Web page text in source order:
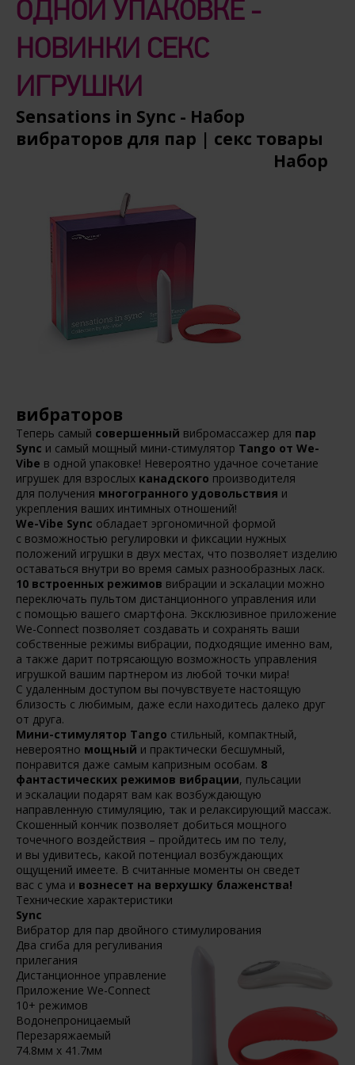
ОДНОЙ УПАКОВКЕ -
НОВИНКИ СЕКС
ИГРУШКИ
Sensations in Sync - Набор
вибраторов для пар | секс товары
Набор
вибраторов
Теперь самый совершенный вибромассажер для пар
Sync и самый мощный мини-стимулятор Tango от We-
Vibe в одной упаковке! Невероятно удачное сочетание
игрушек для взрослых канадского производителя
для получения многогранного удовольствия и
укрепления ваших интимных отношений!
We-Vibe Sync обладает эргономичной формой
с возможностью регулировки и фиксации нужных
положений игрушки в двух местах, что позволяет изделию
оставаться внутри во время самых разнообразных ласк.
10 встроенных режимов вибрации и эскалации можно
переключать пультом дистанционного управления или
с помощью вашего смартфона. Эксклюзивное приложение
We-Connect позволяет создавать и сохранять ваши
собственные режимы вибрации, подходящие именно вам,
а также дарит потрясающую возможность управления
игрушкой вашим партнером из любой точки мира!
С удаленным доступом вы почувствуете настоящую
близость с любимым, даже если находитесь далеко друг
от друга.
Мини-стимулятор Tango стильный, компактный,
невероятно мощный и практически бесшумный,
понравится даже самым капризным особам. 8
фантастических режимов вибрации, пульсации
и эскалации подарят вам как возбуждающую
направленную стимуляцию, так и релаксирующий массаж.
Скошенный кончик позволяет добиться мощного
точечного воздействия – пройдитесь им по телу,
и вы удивитесь, какой потенциал возбуждающих
ощущений имеете. В считанные моменты он сведет
вас с ума и вознесет на верхушку блаженства!
Технические характеристики
Sync
Вибратор для пар двойного стимулирования
Два сгиба для регуливания
прилегания
Дистанционное управление
Приложение We-Connect
10+ режимов
Водонепроницаемый
Перезаряжаемый
74.8мм x 41.7мм